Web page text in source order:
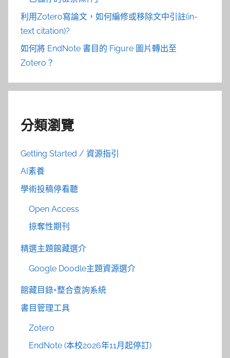
利用Zotero寫論文，如何編修或移除文中引註(in-
text citation)?
如何將 EndNote 書目的 Figure 圖片轉出至
Zotero？
分類瀏覽
Getting Started / 資源指引
AI素養
學術投稿停看聽
Open Access
掠奪性期刊
精選主題館藏選介
Google Doodle主題資源選介
館藏目錄+整合查詢系統
書目管理工具
Zotero
EndNote (本校2026年11月起停訂)